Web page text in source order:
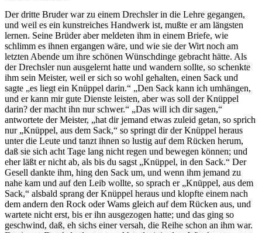
Der dritte Bruder war zu einem Drechsler in die Lehre gegangen,
und weil es ein kunstreiches Handwerk ist, mußte er am längsten
lernen. Seine Brüder aber meldeten ihm in einem Briefe, wie
schlimm es ihnen ergangen wäre, und wie sie der Wirt noch am
letzten Abende um ihre schönen Wünschdinge gebracht hätte. Als
der Drechsler nun ausgelernt hatte und wandern sollte, so schenkte
ihm sein Meister, weil er sich so wohl gehalten, einen Sack und
sagte „es liegt ein Knüppel darin.“ „Den Sack kann ich umhängen,
und er kann mir gute Dienste leisten, aber was soll der Knüppel
darin? der macht ihn nur schwer.“ „Das will ich dir sagen,“
antwortete der Meister, „hat dir jemand etwas zuleid getan, so sprich
nur „Knüppel, aus dem Sack,“ so springt dir der Knüppel heraus
unter die Leute und tanzt ihnen so lustig auf dem Rücken herum,
daß sie sich acht Tage lang nicht regen und bewegen können; und
eher läßt er nicht ab, als bis du sagst „Knüppel, in den Sack.“ Der
Gesell dankte ihm, hing den Sack um, und wenn ihm jemand zu
nahe kam und auf den Leib wollte, so sprach er „Knüppel, aus dem
Sack,“ alsbald sprang der Knüppel heraus und klopfte einem nach
dem andern den Rock oder Wams gleich auf dem Rücken aus, und
wartete nicht erst, bis er ihn ausgezogen hatte; und das ging so
geschwind, daß, eh sichs einer versah, die Reihe schon an ihm war.